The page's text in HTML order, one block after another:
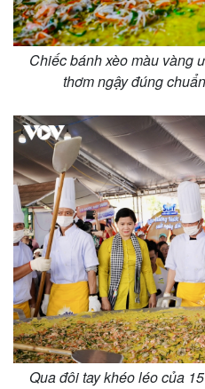
Kinh tế
Bất động sản
Khởi nghiệp
Chiếc bánh xèo màu vàng
thơm ngậy đúng
Qua đôi tay khéo léo của